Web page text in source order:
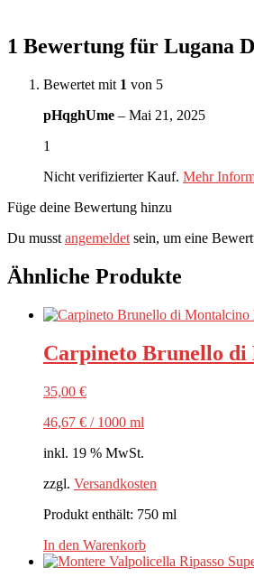
1 Bewertung für Lugana
Bewertet mit 1 von 5
pHqghUme – Mai 21, 2025
1
Nicht verifizierter Kauf. Mehr
Füge deine Bewertung hinzu
Du musst angemeldet sein, um eine
Ähnliche Produkte
Carpineto Brunello di
35,00 €
46,67 € / 1000 ml
inkl. 19 % MwSt.
zzgl. Versandkosten
Produkt enthält: 750 ml
In den Warenkorb